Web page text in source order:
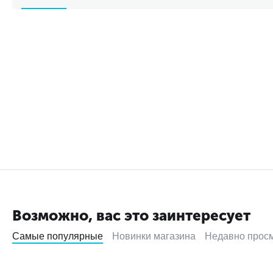
Возможно, вас это заинтересует
Самые популярные Новинки магазина Недавно